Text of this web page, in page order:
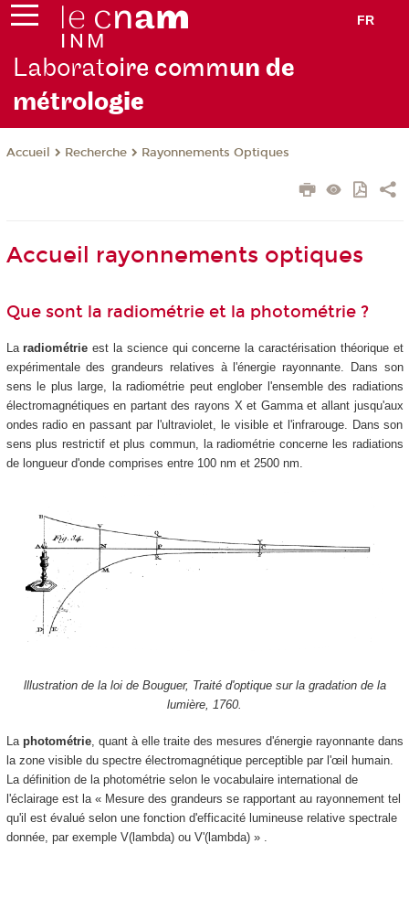
FR
Laboratoire commun de
métrologie
Accueil Recherche Rayonnements Optiques
Accueil rayonnements optiques
Que sont la radiométrie et la photométrie ?
Laradiométrie est la science qui concerne la caractérisation théorique et
expérimentale des grandeurs relatives à l'énergie rayonnante. Dans son
sens le plus large, la radiométrie peut englober l'ensemble des radiations
électromagnétiques en partant des rayons X et Gamma et allant jusqu'aux
ondes radio en passant par l'ultraviolet, le visible et l'infrarouge. Dans son
sens plus restrictif et plus commun, la radiométrie concerne les radiations
de longueur d'onde comprises entre 100 nm et 2500 nm.
lllustration de la loi de Bouguer, Traité d'optique sur la gradation de la
lumière, 1760.
La photométrie, quant à elle traite des mesures d'énergie rayonnante dans
la zone visible du spectre électromagnétique perceptible par l'œil humain.
La définition de la photométrie selon le vocabulaire international de
l'éclairage est la « Mesure des grandeurs se rapportant au rayonnement tel
qu'il est évalué selon une fonction d'efficacité lumineuse relative spectrale
donnée, par exemple V(lambda) ou V'(lambda) » .